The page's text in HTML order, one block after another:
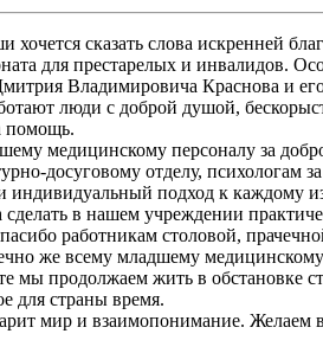
хочется сказать слова искренней
для престарелых и инвалидов.
Владимировича Краснова и
люди с доброй душой,
помощь.
медицинскому персоналу за
досуговому отделу, психологам
подход к каждому
сделать в нашем учреждении
работникам столовой,
же всему младшему
мы продолжаем жить в обстановке
для страны время.
мир и взаимопонимание. Желаем